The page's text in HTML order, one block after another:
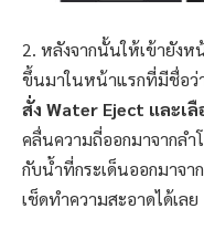
2. หลังจากนั้นให้เข้ายังห
ขึ้นมาในหน้าแรกที่มีชื่อว่
สั่ง Water Eject และเ
คลื่นความถี่ออกมาจากล
กับน้ำที่กระเด็นออกมาจ
เช็ดทำความสะอาดได้เลย